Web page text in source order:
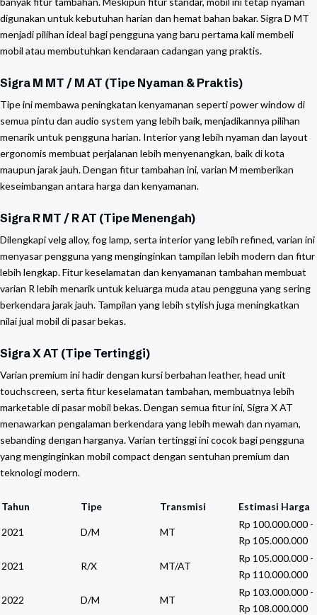
digunakan untuk kebutuhan harian dan hemat bahan bakar. Sigra D MT
menjadi pilihan ideal bagi pengguna yang baru pertama kali membeli
mobil atau membutuhkan kendaraan cadangan yang praktis.
Sigra M MT / M AT (Tipe Nyaman & Praktis)
Tipe ini membawa peningkatan kenyamanan seperti power window di
semua pintu dan audio system yang lebih baik, menjadikannya pilihan
menarik untuk pengguna harian. Interior yang lebih nyaman dan layout
ergonomis membuat perjalanan lebih menyenangkan, baik di kota
maupun jarak jauh. Dengan fitur tambahan ini, varian M memberikan
keseimbangan antara harga dan kenyamanan.
Sigra R MT / R AT (Tipe Menengah)
Dilengkapi velg alloy, fog lamp, serta interior yang lebih refined, varian ini
menyasar pengguna yang menginginkan tampilan lebih modern dan fitur
lebih lengkap. Fitur keselamatan dan kenyamanan tambahan membuat
varian R lebih menarik untuk keluarga muda atau pengguna yang sering
berkendara jarak jauh. Tampilan yang lebih stylish juga meningkatkan
nilai jual mobil di pasar bekas.
Sigra X AT (Tipe Tertinggi)
Varian premium ini hadir dengan kursi berbahan leather, head unit
touchscreen, serta fitur keselamatan tambahan, membuatnya lebih
marketable di pasar mobil bekas. Dengan semua fitur ini, Sigra X AT
menawarkan pengalaman berkendara yang lebih mewah dan nyaman,
sebanding dengan harganya. Varian tertinggi ini cocok bagi pengguna
yang menginginkan mobil compact dengan sentuhan premium dan
teknologi modern.
Tahun Tipe Transmisi Estimasi Harga
2021 D/M MT
Rp 100.000.000 -
Rp 105.000.000
2021 R/X MT/AT
Rp 105.000.000 -
Rp 110.000.000
2022 D/M MT
Rp 103.000.000 -
Rp 108.000.000